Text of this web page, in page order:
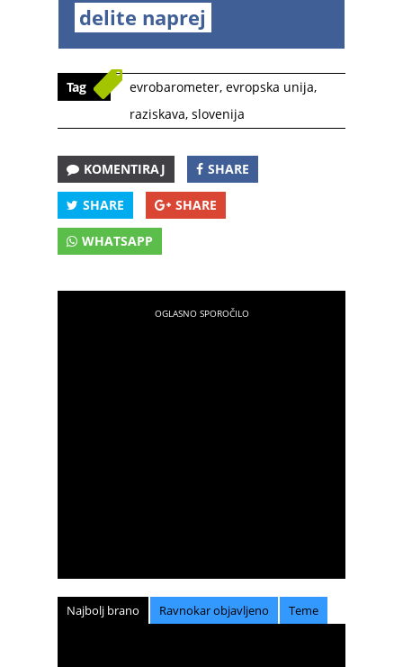
delite naprej
Tag evrobarometer, evropska unija,
raziskava, slovenija
KOMENTIRAJ SHARE
SHARE SHARE
WHATSAPP
Najbolj brano Ravnokar objavljeno Teme